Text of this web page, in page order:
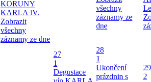
KORUNY
KARLA IV.
Zobrazit
všechny
záznamy ze dne
všechny
záznamy ze
dne
27
1
Degustace
28
1
Ukončení
prázdnin s
29
2